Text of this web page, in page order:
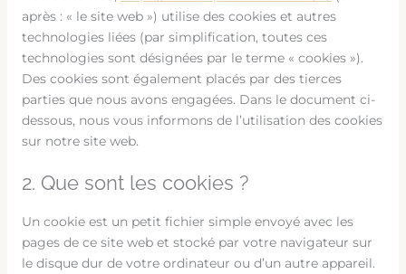
après : « le site web ») utilise des cookies et autres
technologies liées (par simplification, toutes ces
technologies sont désignées par le terme « cookies »).
Des cookies sont également placés par des tierces
parties que nous avons engagées. Dans le document ci-
dessous, nous vous informons de l’utilisation des cookies
sur notre site web.
2. Que sont les cookies ?
Un cookie est un petit fichier simple envoyé avec les
pages de ce site web et stocké par votre navigateur sur
le disque dur de votre ordinateur ou d’un autre appareil.